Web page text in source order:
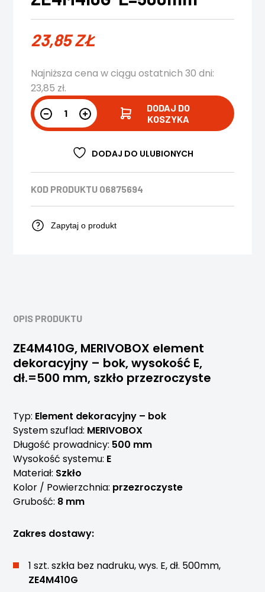
23,85ZŁ
Najniższa cena w ciągu ostatnich 30 dni:
23,85 zł.
DODAJ DO
KOSZYKA
DODAJ DO ULUBIONYCH
KOD PRODUKTU 06875694
Zapytaj o produkt
OPIS PRODUKTU
ZE4M410G, MERIVOBOX element
dekoracyjny – bok, wysokość E,
dł.=500 mm, szkło przezroczyste
Typ: Element dekoracyjny – bok
System szuflad: MERIVOBOX
Długość prowadnicy: 500 mm
Wysokość systemu: E
Materiał: Szkło
Kolor / Powierzchnia: przezroczyste
Grubość: 8 mm
Zakres dostawy:
1 szt. szkła bez nadruku, wys. E, dł. 500mm,
ZE4M410G